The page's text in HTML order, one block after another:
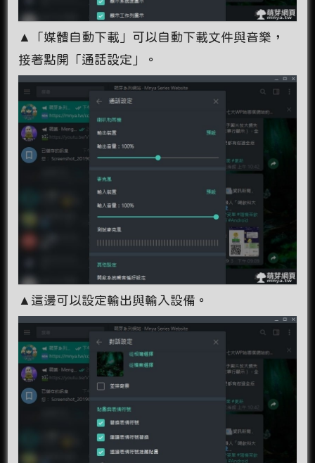
▲「媒體自動下載」可以自動下載文件與音樂，
接著點開「通話設定」。
▲這邊可以設定輸出與輸入設備。